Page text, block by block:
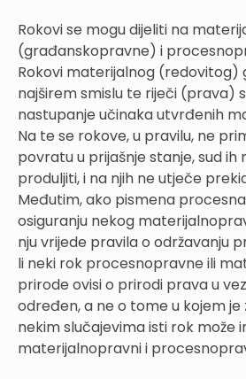
Rokovi se mogu dijeliti na
(građanskopravne) i
Rokovi materijalnog (redovitog)
najširem smislu te riječi (prava)
nastupanje učinaka utvrđenih
Na te se rokove, u pravilu, ne
povratu u prijašnje stanje, sud ih
produljiti, i na njih ne utječe
Međutim, ako pismena
osiguranju nekog
nju vrijede pravila o održavanju
li neki rok procesnopravne ili
prirode ovisi o prirodi prava u
određen, a ne o tome u kojem je
nekim slučajevima isti rok može
materijalnopravni i